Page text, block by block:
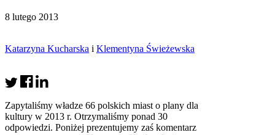
8 lutego 2013
Katarzyna Kucharska i Klementyna Świeżewska
Zapytaliśmy władze 66 polskich miast o plany dla
kultury w 2013 r. Otrzymaliśmy ponad 30
odpowiedzi. Poniżej prezentujemy zaś komentarz